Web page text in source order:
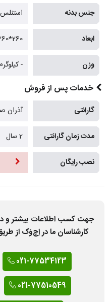
جنس بدنه استنلس
ابعاد 260*260*20 میلیمتر
وزن -
خدمات پس از فروش
گارانتی آذران
مدت زمان گارانتی 2 سال
نصب رایگان
جهت کسب اطلاعات بیشتر و
کارشناسان ما در اِچ‌وَک از
021-77534123
021-77510549